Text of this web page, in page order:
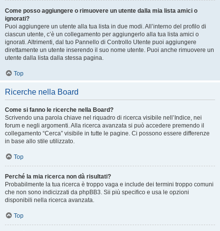
Come posso aggiungere o rimuovere un utente dalla mia lista amici o
ignorati?
Puoi aggiungere un utente alla tua lista in due modi. All’interno del profilo di
ciascun utente, c’è un collegamento per aggiungerlo alla tua lista amici o
ignorati. Altrimenti, dal tuo Pannello di Controllo Utente puoi aggiungere
direttamente un utente inserendo il suo nome utente. Puoi anche rimuovere un
utente dalla lista dalla stessa pagina.
Top
Ricerche nella Board
Come si fanno le ricerche nella Board?
Scrivendo una parola chiave nel riquadro di ricerca visibile nell’Indice, nei
forum e negli argomenti. Alla ricerca avanzata si può accedere premendo il
collegamento “Cerca” visibile in tutte le pagine. Ci possono essere differenze
in base allo stile utilizzato.
Top
Perché la mia ricerca non dà risultati?
Probabilmente la tua ricerca è troppo vaga e include dei termini troppo comuni
che non sono indicizzati da phpBB3. Sii più specifico e usa le opzioni
disponibili nella ricerca avanzata.
Top